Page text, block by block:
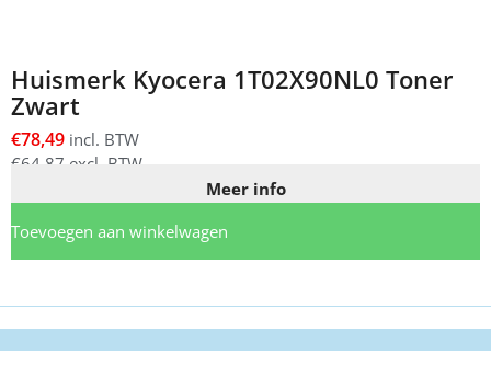
Huismerk Kyocera 1T02X90NL0 Toner
Zwart
€78,49 incl. BTW
€64,87 excl. BTW
Meer info
Toevoegen aan winkelwagen